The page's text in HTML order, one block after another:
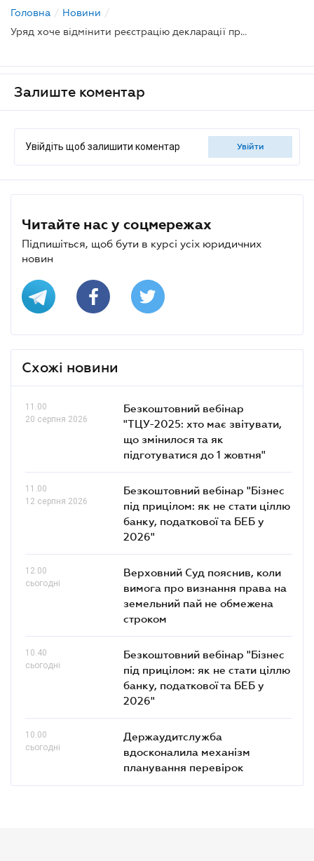
Головна / Новини /
Уряд хоче відмінити реєстрацію декларації про відповідність
Залиште коментар
Увійдіть щоб залишити коментар увійти
Читайте нас у соцмережах
Підпишіться, щоб бути в курсі усіх юридичних
новин
Схожі новини
11.00
20 серпня 2026
Безкоштовний вебінар
"ТЦУ-2025: хто має звітувати,
що змінилося та як
підготуватися до 1 жовтня"
11.00
12 серпня 2026
Безкоштовний вебінар "Бізнес
під прицілом: як не стати ціллю
банку, податкової та БЕБ у
2026"
12.00
сьогодні
Верховний Суд пояснив, коли
вимога про визнання права на
земельний пай не обмежена
строком
10.40
сьогодні
Безкоштовний вебінар "Бізнес
під прицілом: як не стати ціллю
банку, податкової та БЕБ у
2026"
10.00
сьогодні
Держаудитслужба
вдосконалила механізм
планування перевірок